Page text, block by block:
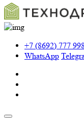
+7 (8692) 777 998
WhatsApp